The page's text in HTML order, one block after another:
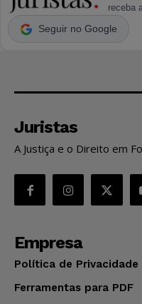
receba
Seguir no Google
Juristas
A Justiça e o Direito em
Empresa
Política de Privacidade
Ferramentas para PDF